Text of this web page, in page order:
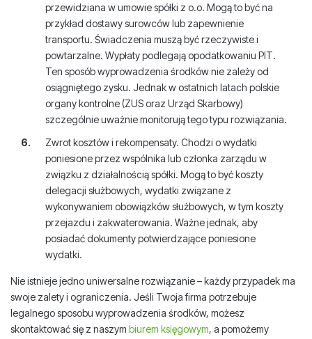
przewidziana w umowie spółki z o.o. Mogą to być na
przykład dostawy surowców lub zapewnienie
transportu. Świadczenia muszą być rzeczywiste i
powtarzalne. Wypłaty podlegają opodatkowaniu PIT.
Ten sposób wyprowadzenia środków nie zależy od
osiągniętego zysku. Jednak w ostatnich latach polskie
organy kontrolne (ZUS oraz Urząd Skarbowy)
szczególnie uważnie monitorują tego typu rozwiązania.
Zwrot kosztów i rekompensaty. Chodzi o wydatki
poniesione przez wspólnika lub członka zarządu w
związku z działalnością spółki. Mogą to być koszty
delegacji służbowych, wydatki związane z
wykonywaniem obowiązków służbowych, w tym koszty
przejazdu i zakwaterowania. Ważne jednak, aby
posiadać dokumenty potwierdzające poniesione
wydatki.
Nie istnieje jedno uniwersalne rozwiązanie – każdy przypadek ma
swoje zalety i ograniczenia. Jeśli Twoja firma potrzebuje
legalnego sposobu wyprowadzenia środków, możesz
skontaktować się z naszym biurem księgowym, a pomożemy